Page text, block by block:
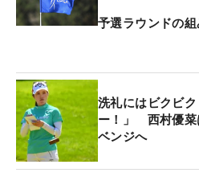
やく実感が湧きました。今
で、大きなボードには歴代
会長の小林浩美さん、2009
さんの姿がありました。「こ
い！」と記念にカメラマン
記事のメーン画像です。うれ
予選ラウンドの
洗礼にはビクビ
ー！」 西村優菜
ベンジへ